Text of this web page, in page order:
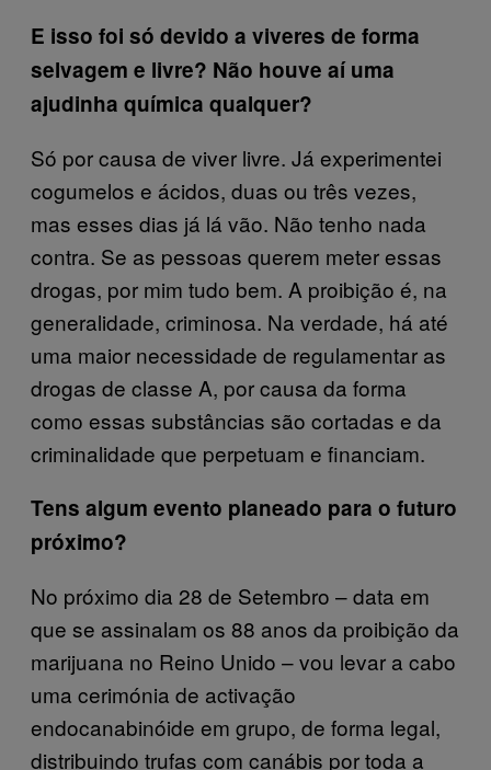
E isso foi só devido a viveres de forma
selvagem e livre? Não houve aí uma
ajudinha química qualquer?
Só por causa de viver livre. Já experimentei
cogumelos e ácidos, duas ou três vezes,
mas esses dias já lá vão. Não tenho nada
contra. Se as pessoas querem meter essas
drogas, por mim tudo bem. A proibição é, na
generalidade, criminosa. Na verdade, há até
uma maior necessidade de regulamentar as
drogas de classe A, por causa da forma
como essas substâncias são cortadas e da
criminalidade que perpetuam e financiam.
Tens algum evento planeado para o futuro
próximo?
No próximo dia 28 de Setembro – data em
que se assinalam os 88 anos da proibição da
marijuana no Reino Unido – vou levar a cabo
uma cerimónia de activação
endocanabinóide em grupo, de forma legal,
distribuindo trufas com canábis por toda a